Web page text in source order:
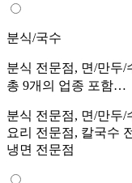
분식/국수
분식 전문점, 면/만두/
총 9개의 업종 포함…
분식 전문점, 면/만두/
요리 전문점, 칼국수
냉면 전문점